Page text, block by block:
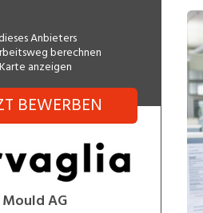
Kommunikation,
Kundenberatung,
Anbieters
berechnen
anzeigen
BEWERBEN
AG